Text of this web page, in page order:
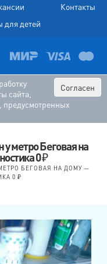
Контакты
для детей
Согласен
сайта,
предусмотренных
метро Беговая на
0 ₽
БЕГОВАЯ НА ДОМУ —
0 ₽